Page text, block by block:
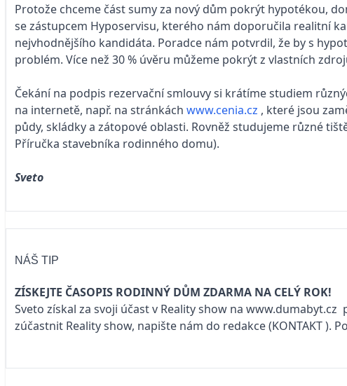
Protože chceme část sumy za nový dům pokrýt hypotékou,
se zástupcem Hyposervisu, kterého nám doporučila realitní
nejvhodnějšího kandidáta. Poradce nám potvrdil, že by s
problém. Více než 30 % úvěru můžeme pokrýt z vlastních
Čekání na podpis rezervační smlouvy si krátíme studiem
na internetě, např. na stránkách www.cenia.cz , které jsou
půdy, skládky a zátopové oblasti. Rovněž studujeme různé
Příručka stavebníka rodinného domu).
Sveto
NÁŠ TIP
ZÍSKEJTE ČASOPIS RODINNÝ DŮM ZDARMA NA CELÝ ROK!
Sveto získal za svoji účast v Reality show na www.dumabyt.cz
zúčastnit Reality show, napište nám do redakce(KONTAKT).